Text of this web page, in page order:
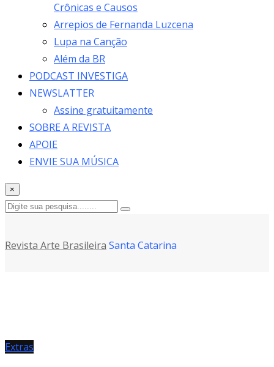
Crônicas e Causos
Arrepios de Fernanda Luzcena
Lupa na Canção
Além da BR
PODCAST INVESTIGA
NEWSLATTER
Assine gratuitamente
SOBRE A REVISTA
APOIE
ENVIE SUA MÚSICA
×
Revista Arte Brasileira Santa Catarina
Extras